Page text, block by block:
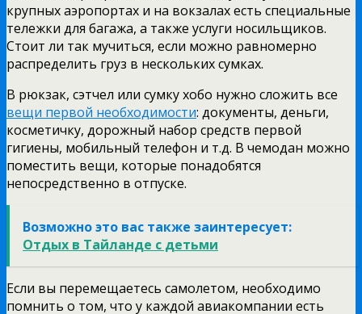
крупных аэропортах и на вокзалах есть специальные
тележки для багажа, а также услуги носильщиков.
Стоит ли так мучиться, если можно равномерно
распределить груз в нескольких сумках.
В рюкзак, сэтчел или сумку хобо нужно сложить все
вещи первой необходимости: документы, деньги,
косметичку, дорожный набор средств первой
гигиены, мобильный телефон и т.д. В чемодан можно
поместить вещи, которые понадобятся
непосредственно в отпуске.
Возможно это вас также заинтересует:
Отдых в Тайланде с детьми
Если вы перемещаетесь самолетом, необходимо
помнить о том, что у каждой авиакомпании есть